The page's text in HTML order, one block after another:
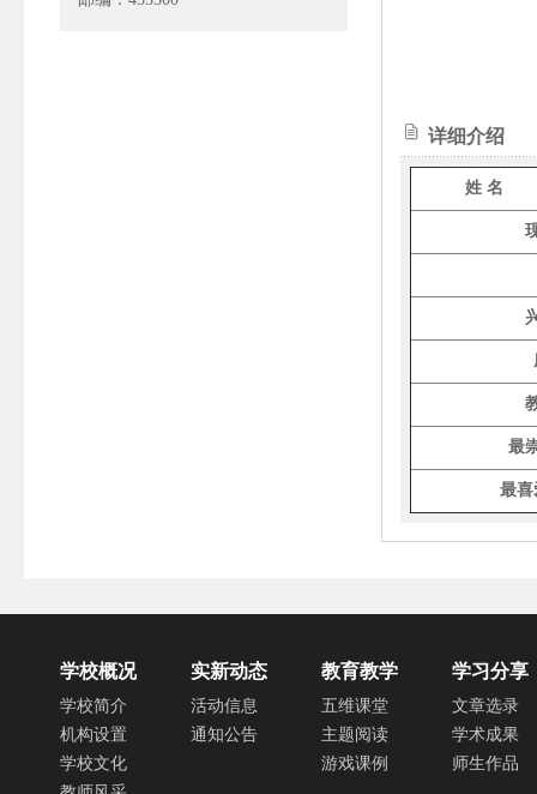
详细介绍
姓 名
最
最喜
学校概况
学校简介
机构设置
学校文化
实新动态
活动信息
通知公告
教育教学
五维课堂
主题阅读
游戏课例
学习分享
文章选录
学术成果
师生作品